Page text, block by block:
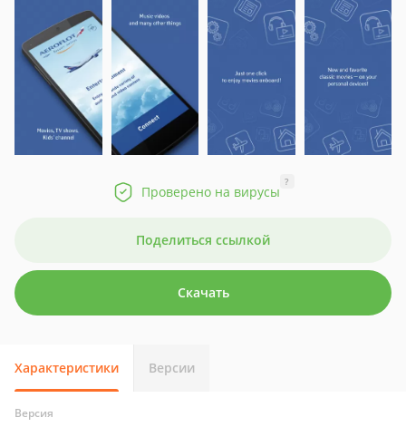
Проверено на вирусы
?
Поделиться ссылкой
Скачать
Характеристики Версии
Версия